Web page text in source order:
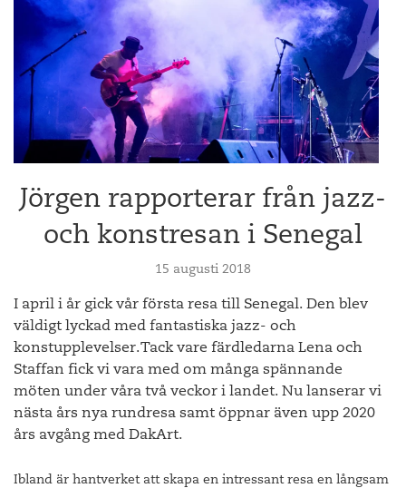
Jörgen rapporterar från jazz-
och konstresan i Senegal
15 augusti 2018
I april i år gick vår första resa till Senegal. Den blev
väldigt lyckad med fantastiska jazz- och
konstupplevelser. Tack vare färdledarna Lena och
Staffan fick vi vara med om många spännande
möten under våra två veckor i landet. Nu lanserar vi
nästa års nya rundresa samt öppnar även upp 2020
års avgång med DakArt.
Ibland är hantverket att skapa en intressant resa en långsam